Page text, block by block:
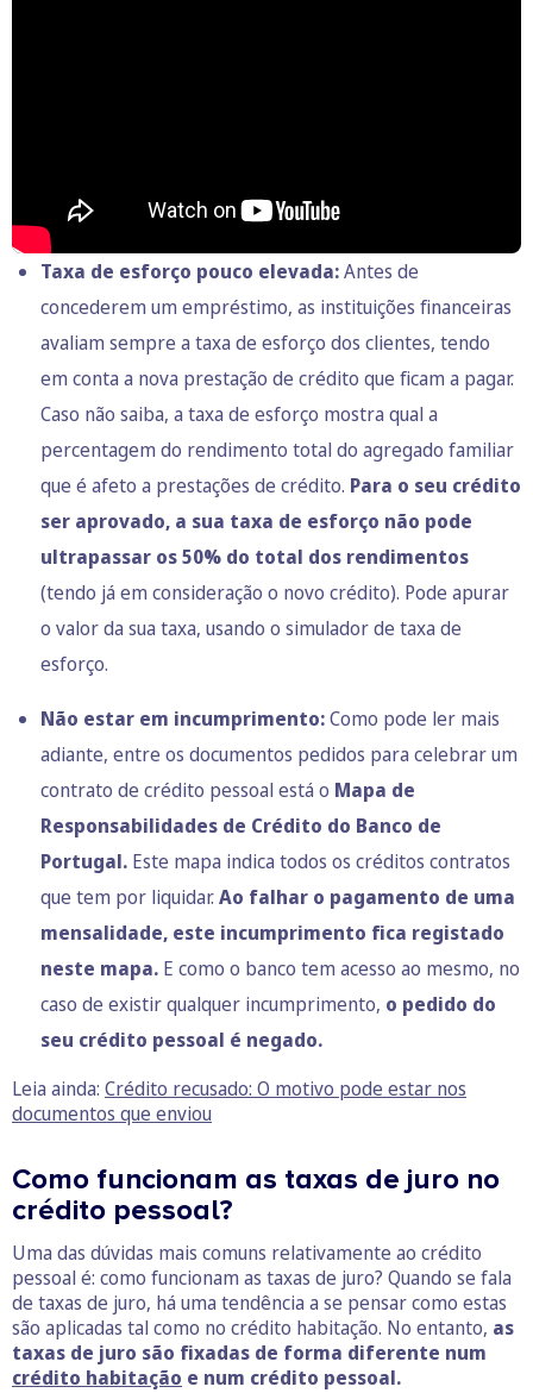
Taxa de esforço pouco elevada:Antes de
concederem um empréstimo, as instituições financeiras
avaliam sempre a taxa de esforço dos clientes, tendo
em conta a nova prestação de crédito que ficam a pagar.
Caso não saiba, a taxa de esforço mostra qual a
percentagem do rendimento total do agregado familiar
que é afeto a prestações de crédito. Para o seu crédito
ser aprovado, a sua taxa de esforço não pode
ultrapassar os 50% do total dos rendimentos
(tendo já em consideração o novo crédito). Pode apurar
o valor da sua taxa, usando o simulador de taxa de
esforço.
Não estar em incumprimento:Como pode ler mais
adiante, entre os documentos pedidos para celebrar um
contrato de crédito pessoal está o Mapa de
Responsabilidades de Crédito do Banco de
Portugal. Este mapa indica todos os créditos contratos
que tem por liquidar.Ao falhar o pagamento de uma
mensalidade, este incumprimento fica registado
neste mapa. E como o banco tem acesso ao mesmo, no
caso de existir qualquer incumprimento, o pedido do
seu crédito pessoal é negado.
Leia ainda: Crédito recusado: O motivo pode estar nos
documentos que enviou
Como funcionam as taxas de juro no
crédito pessoal?
Uma das dúvidas mais comuns relativamente ao crédito
pessoal é: como funcionam as taxas de juro? Quando se fala
de taxas de juro, há uma tendência a se pensar como estas
são aplicadas tal como no crédito habitação. No entanto, as
taxas de juro são fixadas de forma diferente num
crédito habitação e num crédito pessoal.